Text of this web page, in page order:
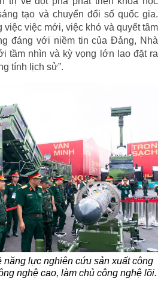
tạo và chuyển đổi số quốc gia.
việc việc mới, việc khó và quyết tâm
đáng với niềm tin của Đảng, Nhà
tầm nhìn và kỳ vọng lớn lao đặt ra
tính lịch sử”.
năng lực nghiên cứu sản xuất công
nghệ cao, làm chủ công nghệ lõi.